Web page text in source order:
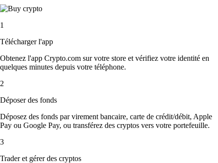
1
Télécharger l'app
Obtenez l'app Crypto.com sur votre store et vérifiez votre identité en
quelques minutes depuis votre téléphone.
2
Déposer des fonds
Déposez des fonds par virement bancaire, carte de crédit/débit, Apple
Pay ou Google Pay, ou transférez des cryptos vers votre portefeuille.
3
Trader et gérer des cryptos